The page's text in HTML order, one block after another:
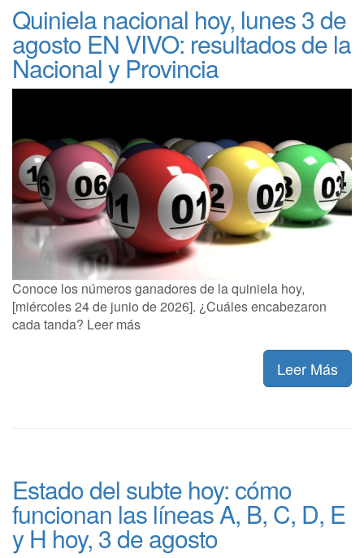
Quiniela nacional hoy, lunes 3 de
agosto EN VIVO: resultados de la
Nacional y Provincia
Conoce los números ganadores de la quiniela hoy,
[miércoles 24 de junio de 2026]. ¿Cuáles encabezaron
cada tanda? Leer más
Leer Más
Estado del subte hoy: cómo
funcionan las líneas A, B, C, D, E
y H hoy, 3 de agosto